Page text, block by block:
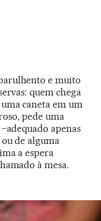
e muito
quem chega
caneta em um
pede uma
apenas
de alguma
a espera
à mesa.